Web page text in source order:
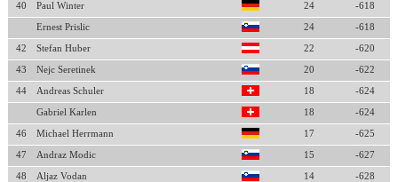
40 Paul Winter 24 -618
Ernest Prislic 24 -618
42 Stefan Huber 22 -620
43 Nejc Seretinek 20 -622
44 Andreas Schuler 18 -624
Gabriel Karlen 18 -624
46 Michael Herrmann 17 -625
47 Andraz Modic 15 -627
48 Aljaz Vodan 14 -628